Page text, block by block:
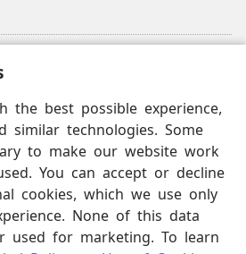
the best possible experience,
similar technologies. Some
to make our website work
You can accept or decline
cookies, which we use only
None of this data
used for marketing. To learn